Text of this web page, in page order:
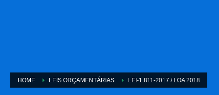
HOME LEIS ORÇAMENTÁRIAS LEI-1.811-2017 / LOA 2018